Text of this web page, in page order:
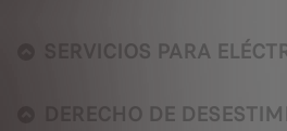
SERVICIOS PARA
DERECHO DE